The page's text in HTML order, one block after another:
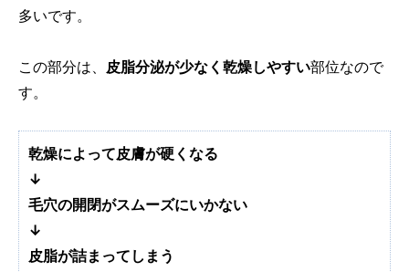
多いです。
この部分は、 皮脂分泌が少なく乾燥しやすい部位なので
す。
乾燥によって皮膚が硬くなる
↓
毛穴の開閉がスムーズにいかない
↓
皮脂が詰まってしまう